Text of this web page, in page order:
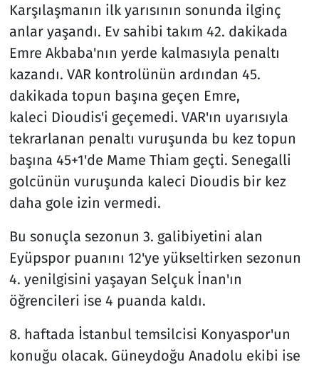
Karşılaşmanın ilk yarısının sonunda ilginç
anlar yaşandı. Ev sahibi takım 42. dakikada
Emre Akbaba'nın yerde kalmasıyla penaltı
kazandı. VAR kontrolünün ardından 45.
dakikada topun başına geçen Emre,
kaleci Dioudis'i geçemedi. VAR'ın uyarısıyla
tekrarlanan penaltı vuruşunda bu kez topun
başına 45+1'de Mame Thiam geçti. Senegalli
golcünün vuruşunda kaleci Dioudis bir kez
daha gole izin vermedi.
Bu sonuçla sezonun 3. galibiyetini alan
Eyüpspor puanını 12'ye yükseltirken sezonun
4. yenilgisini yaşayan Selçuk İnan'ın
öğrencileri ise 4 puanda kaldı.
8. haftada İstanbul temsilcisi Konyaspor'un
konuğu olacak. Güneydoğu Anadolu ekibi ise